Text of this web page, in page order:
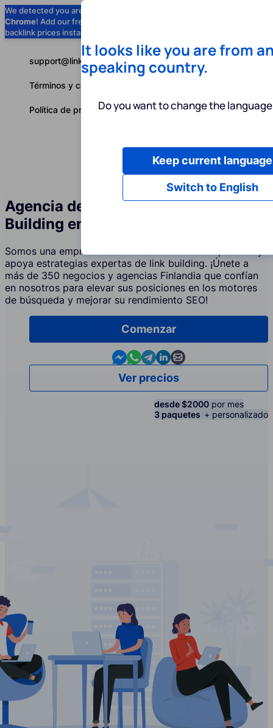
We detected you are using
Chrome! Add our free extension to check
backlink prices instantly as you browse.
Servicios
Español
support@linkbuilder.com
Términos y condiciones
Política de privacidad
Agencia de Servicios de Link
Building en Finlandia
Somos una empresa reconocida en Finlandia que crea y
apoya estrategias expertas de link building. ¡Únete a
más de 350 negocios y agencias Finlandia que confían
en nosotros para elevar sus posiciones en los motores
de búsqueda y mejorar su rendimiento SEO!
Comenzar
Contact us in Messenger
Contact us in WhatsApp
Contact us in Telegram
Contact us in Linkedin
Contact us by email
Ver precios
desde $2000 por mes
3 paquetes + personalizado
It looks like you are from
speaking country.
Do you want to change the
Switch to English
Keep current language